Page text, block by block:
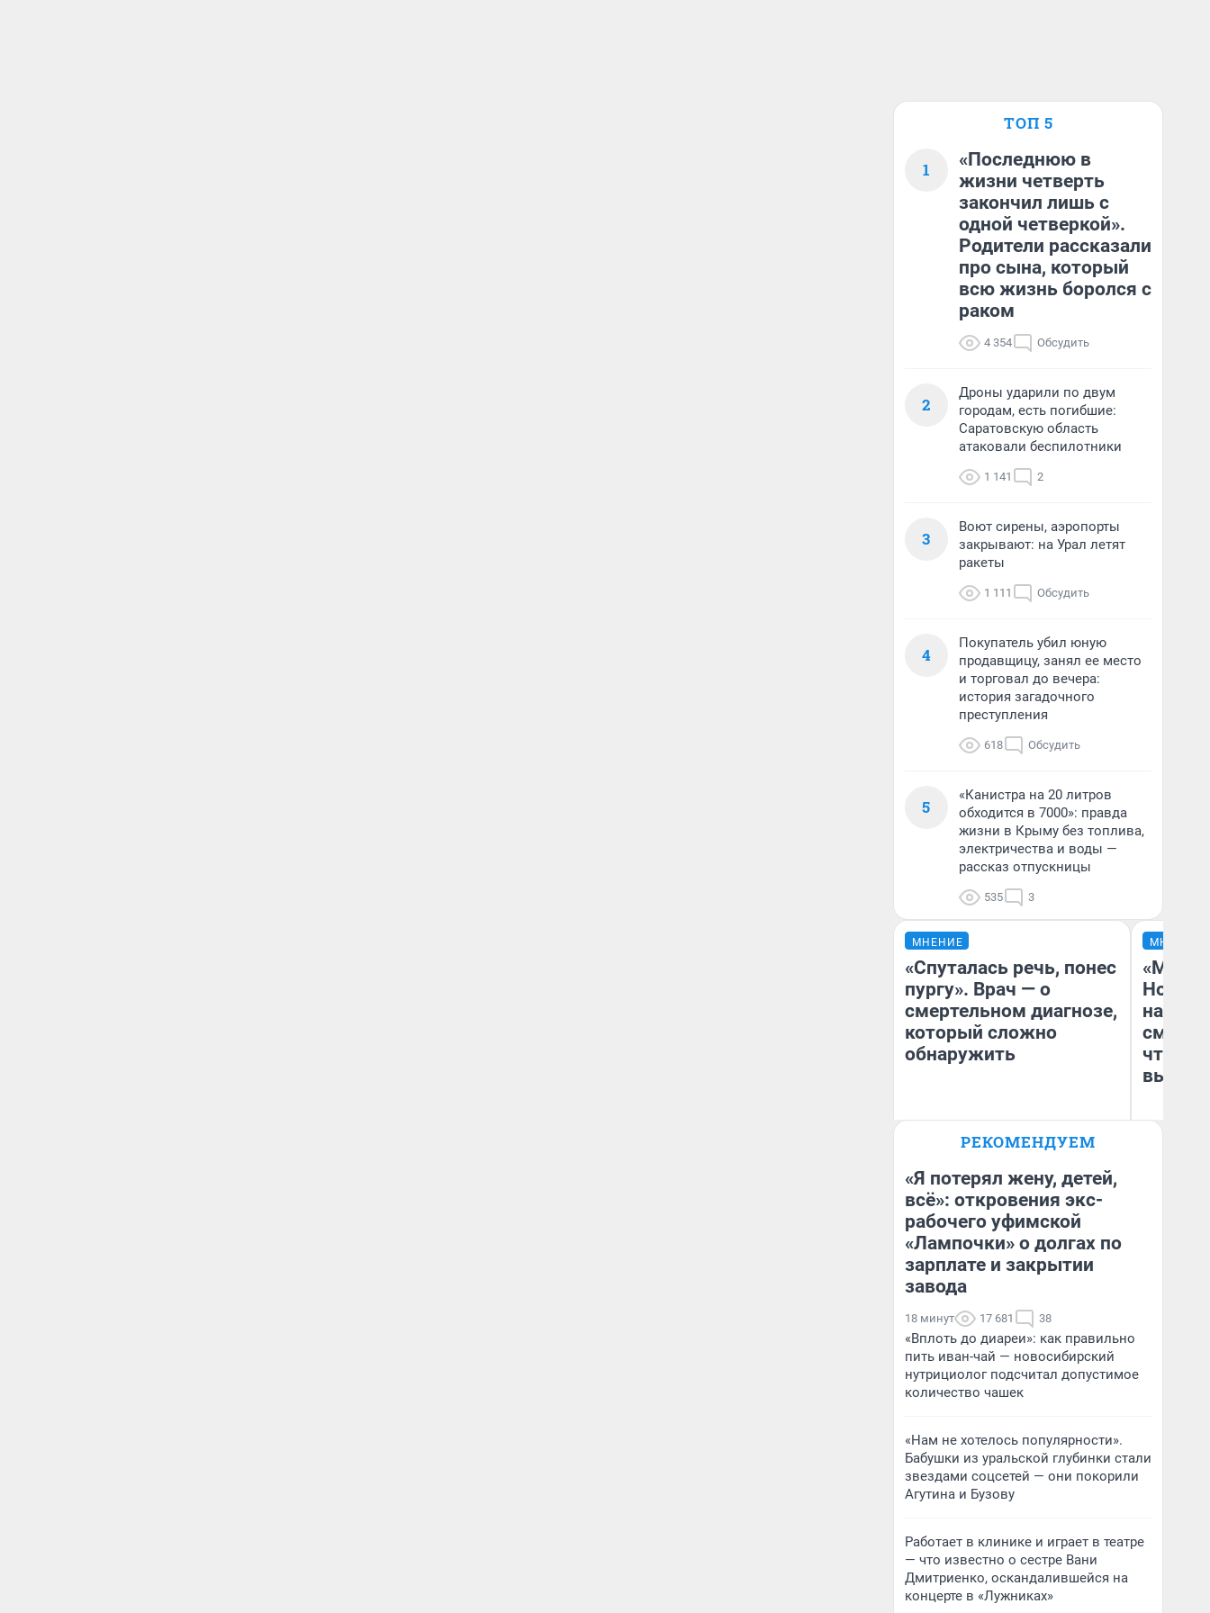
ТОП 5
1
«Последнюю в
жизни четверть
закончил лишь с
одной четверкой».
Родители рассказали
про сына, который
всю жизнь боролся с
раком
4 354 Обсудить
2
Дроны ударили по двум
городам, есть погибшие:
Саратовскую область
атаковали беспилотники
1 141 2
3
Воют сирены, аэропорты
закрывают: на Урал летят
ракеты
1 111 Обсудить
4
Покупатель убил юную
продавщицу, занял ее место
и торговал до вечера:
история загадочного
преступления
618 Обсудить
5
«Канистра на 20 литров
обходится в 7000»: правда
жизни в Крыму без топлива,
электричества и воды —
рассказ отпускницы
535 3
МНЕНИЕ
«Спуталась речь, понес
пургу». Врач — о
смертельном диагнозе,
который сложно
обнаружить
Главврач клиники
Волковой»
МНЕНИЕ
«Мы
чтобы
РЕКОМЕНДУЕМ
«Я потерял жену, детей,
всё»: откровения экс-
рабочего уфимской
«Лампочки» о долгах по
зарплате и закрытии
завода
18 минут 17 681 38
«Вплоть до диареи»: как правильно
пить иван-чай — новосибирский
нутрициолог подсчитал допустимое
количество чашек
«Нам не хотелось популярности».
Бабушки из уральской глубинки стали
звездами соцсетей — они покорили
Агутина и Бузову
Работает в клинике и играет в театре
— что известно о сестре Вани
Дмитриенко, оскандалившейся на
концерте в «Лужниках»